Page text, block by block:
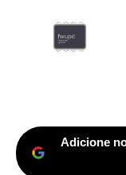
Adicione